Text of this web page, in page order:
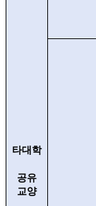
타대학
공유
교양